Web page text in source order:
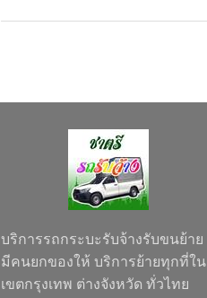
บริการรถกระบะรับจ้างรับขนย้าย
มีคนยกของให้ บริการย้ายทุกที่ใน
เขตกรุงเทพ ต่างจังหวัด ทั่วไทย